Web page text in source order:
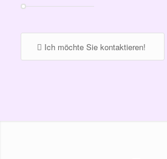
Ich möchte Sie kontaktieren!